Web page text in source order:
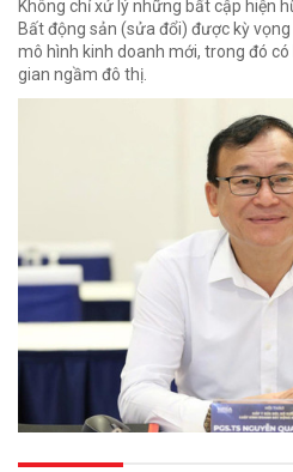
Không chỉ xử lý những bất cập hiện
Bất động sản (sửa đổi) được kỳ
mô hình kinh doanh mới, trong đó
gian ngầm đô thị.